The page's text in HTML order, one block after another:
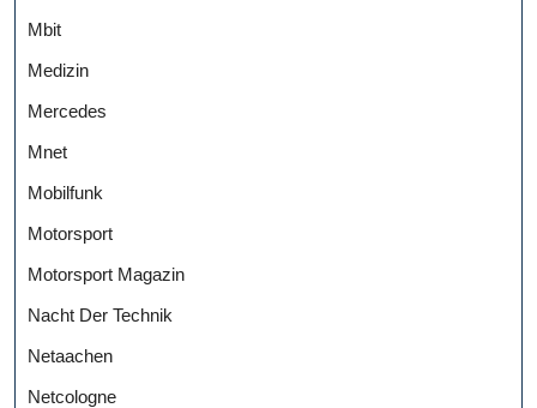
Mbit
Medizin
Mercedes
Mnet
Mobilfunk
Motorsport
Motorsport Magazin
Nacht Der Technik
Netaachen
Netcologne